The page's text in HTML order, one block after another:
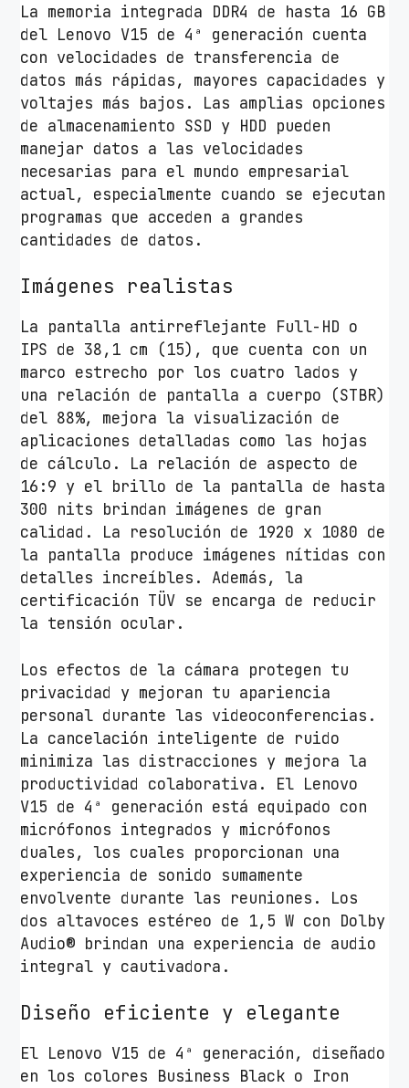
3
1
5
U
/
1
6
G
B
/
5
2
B
S
S
D
/
1
5
.
6
"
/
S
i
n
i
s
t
e
m
a
O
p
e
r
a
t
i
v
c
a
n
La memoria integrada DDR4 de hasta 16 GB
del Lenovo V15 de 4ª generación cuenta
con velocidades de transferencia de
datos más rápidas, mayores capacidades y
voltajes más bajos. Las amplias opciones
de almacenamiento SSD y HDD pueden
manejar datos a las velocidades
necesarias para el mundo empresarial
actual, especialmente cuando se ejecutan
programas que acceden a grandes
cantidades de datos.
Imágenes realistas
La pantalla antirreflejante Full-HD o
IPS de 38,1 cm (15), que cuenta con un
marco estrecho por los cuatro lados y
una relación de pantalla a cuerpo (STBR)
del 88%, mejora la visualización de
aplicaciones detalladas como las hojas
de cálculo. La relación de aspecto de
16:9 y el brillo de la pantalla de hasta
300 nits brindan imágenes de gran
calidad. La resolución de 1920 x 1080 de
la pantalla produce imágenes nítidas con
detalles increíbles. Además, la
certificación TÜV se encarga de reducir
la tensión ocular.
Los efectos de la cámara protegen tu
privacidad y mejoran tu apariencia
personal durante las videoconferencias.
La cancelación inteligente de ruido
minimiza las distracciones y mejora la
productividad colaborativa. El Lenovo
V15 de 4ª generación está equipado con
micrófonos integrados y micrófonos
duales, los cuales proporcionan una
experiencia de sonido sumamente
envolvente durante las reuniones. Los
dos altavoces estéreo de 1,5 W con Dolby
Audio® brindan una experiencia de audio
integral y cautivadora.
Diseño eficiente y elegante
El Lenovo V15 de 4ª generación, diseñado
en los colores Business Black o Iron